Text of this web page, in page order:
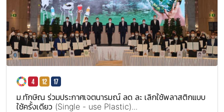
ม.ทักษิณ ร่วมประกาศเจตนารมณ์ ลด ละ เลิกใช้พลาสติกแบบ
ใช้ครั้งเดียว (Single - use Plastic)...